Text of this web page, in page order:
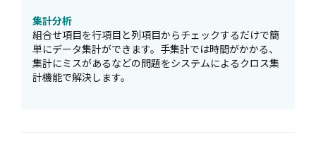
集計分析
組合せ項目を行項目と列項目からチェックするだけで簡
単にデータ集計ができます。手集計では時間がかかる、
集計にミスがあるなどの問題をシステムによるクロス集
計機能で解決します。